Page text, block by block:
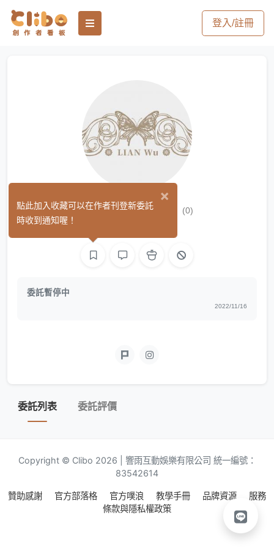
登入/註冊
廉霧LIAN Wu (0)
委託暫停中
2022/11/16
委託列表 委託評價
Copyright © Clibo 2026 | 響雨互動娛樂有限公司 統一編號：
83542614
贊助感謝 官方部落格 官方噗浪 教學手冊 品牌資源
服務
條款與隱私權政策
×
點此加入收藏可以在作者刊登新委託
時收到通知喔！